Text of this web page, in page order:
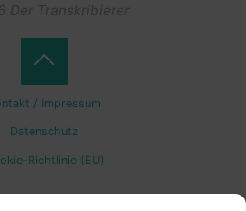
Der Transkribierer
/ Impressum
Datenschutz
Richtlinie (EU)
Back
to